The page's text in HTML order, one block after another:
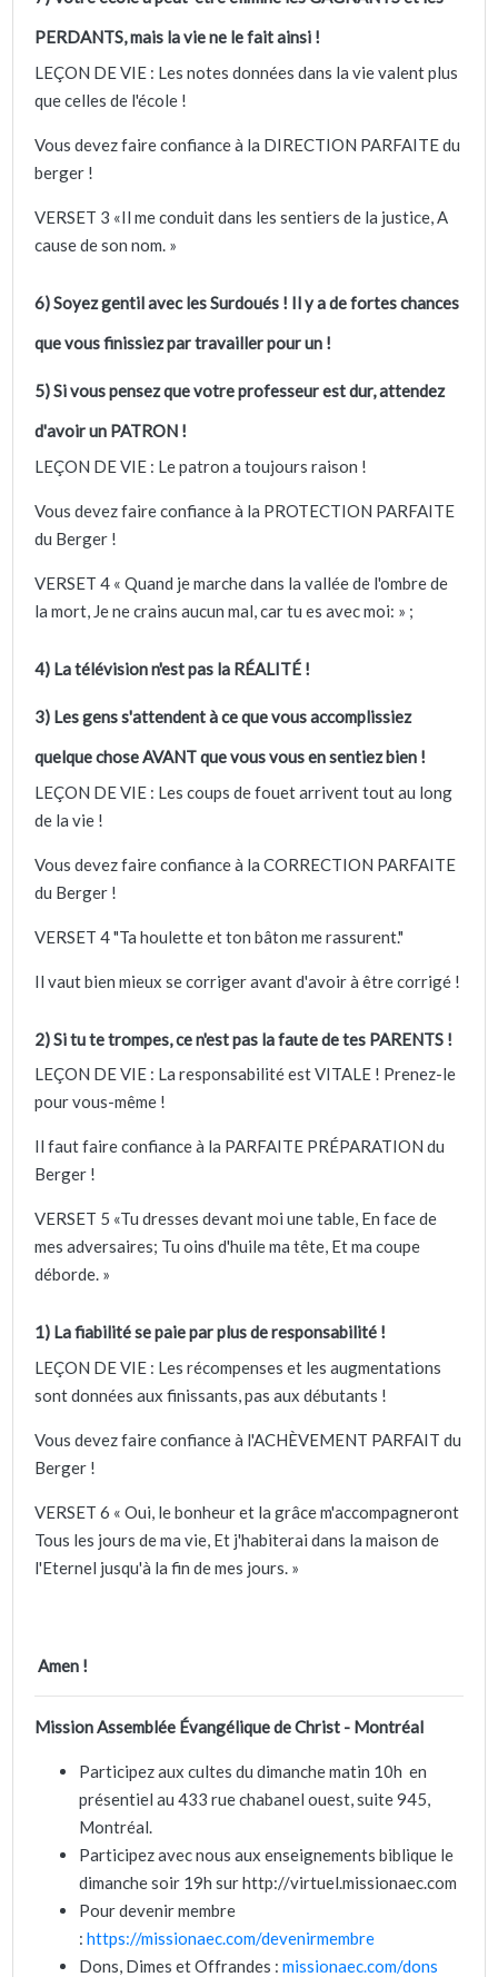
PERDANTS, mais la vie ne le fait ainsi !
LEÇON DE VIE : Les notes données dans la vie valent plus
que celles de l'école !
Vous devez faire confiance à la DIRECTION PARFAITE du
berger !
VERSET 3 «Il me conduit dans les sentiers de la justice, A
cause de son nom. »
6) Soyez gentil avec les Surdoués ! Il y a de fortes chances
que vous finissiez par travailler pour un !
5) Si vous pensez que votre professeur est dur, attendez
d'avoir un PATRON !
LEÇON DE VIE : Le patron a toujours raison !
Vous devez faire confiance à la PROTECTION PARFAITE
du Berger !
VERSET 4 « Quand je marche dans la vallée de l'ombre de
la mort, Je ne crains aucun mal, car tu es avec moi: » ;
4) La télévision n'est pas la RÉALITÉ !
3) Les gens s'attendent à ce que vous accomplissiez
quelque chose AVANT que vous vous en sentiez bien !
LEÇON DE VIE : Les coups de fouet arrivent tout au long
de la vie !
Vous devez faire confiance à la CORRECTION PARFAITE
du Berger !
VERSET 4 "Ta houlette et ton bâton me rassurent."
Il vaut bien mieux se corriger avant d'avoir à être corrigé !
2) Si tu te trompes, ce n'est pas la faute de tes PARENTS !
LEÇON DE VIE : La responsabilité est VITALE ! Prenez-le
pour vous-même !
Il faut faire confiance à la PARFAITE PRÉPARATION du
Berger !
VERSET 5 «Tu dresses devant moi une table, En face de
mes adversaires; Tu oins d'huile ma tête, Et ma coupe
déborde. »
1) La fiabilité se paie par plus de responsabilité !
LEÇON DE VIE : Les récompenses et les augmentations
sont données aux finissants, pas aux débutants !
Vous devez faire confiance à l'ACHÈVEMENT PARFAIT du
Berger !
VERSET 6 « Oui, le bonheur et la grâce m'accompagneront
Tous les jours de ma vie, Et j'habiterai dans la maison de
l'Eternel jusqu'à la fin de mes jours. »
Amen !
Mission Assemblée Évangélique de Christ - Montréal
Participez aux cultes du dimanche matin 10h en
présentiel au 433 rue chabanel ouest, suite 945,
Montréal.
Participez avec nous aux enseignements biblique le
dimanche soir 19h sur http://virtuel.missionaec.com
Pour devenir membre
: https://missionaec.com/devenirmembre
Dons, Dimes et Offrandes : missionaec.com/dons